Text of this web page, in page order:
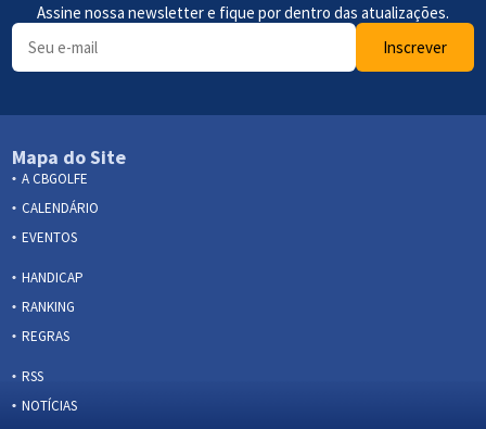
Assine nossa newsletter e fique por dentro das atualizações.
Inscrever
Mapa do Site
A CBGOLFE
CALENDÁRIO
EVENTOS
HANDICAP
RANKING
REGRAS
RSS
NOTÍCIAS